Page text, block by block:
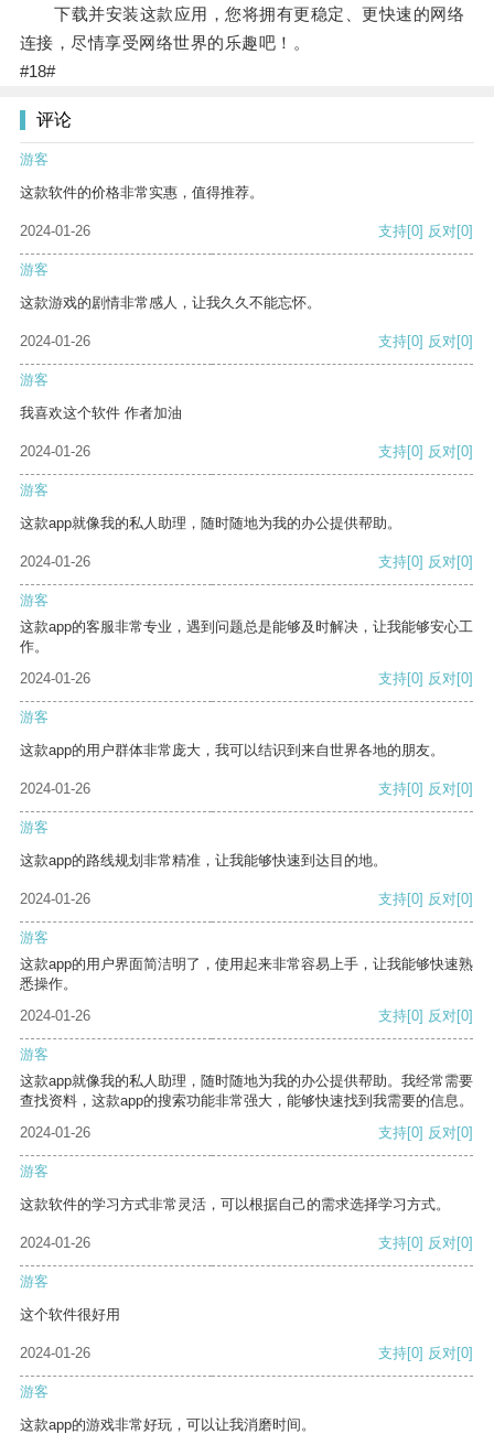
下载并安装这款应用，您将拥有更稳定、更快速的网络
连接，尽情享受网络世界的乐趣吧！。
#18#
评论
游客
这款软件的价格非常实惠，值得推荐。
2024-01-26 支持[0] 反对[0]
游客
这款游戏的剧情非常感人，让我久久不能忘怀。
2024-01-26 支持[0] 反对[0]
游客
我喜欢这个软件 作者加油
2024-01-26 支持[0] 反对[0]
游客
这款app就像我的私人助理，随时随地为我的办公提供帮助。
2024-01-26 支持[0] 反对[0]
游客
这款app的客服非常专业，遇到问题总是能够及时解决，让我能够安心工
作。
2024-01-26
支持[0] 反对[0]
游客
这款app的用户群体非常庞大，我可以结识到来自世界各地的朋友。
2024-01-26 支持[0] 反对[0]
游客
这款app的路线规划非常精准，让我能够快速到达目的地。
2024-01-26 支持[0] 反对[0]
游客
这款app的用户界面简洁明了，使用起来非常容易上手，让我能够快速熟
悉操作。
2024-01-26
支持[0] 反对[0]
游客
这款app就像我的私人助理，随时随地为我的办公提供帮助。我经常需要
查找资料，这款app的搜索功能非常强大，能够快速找到我需要的信息。
2024-01-26
支持[0] 反对[0]
游客
这款软件的学习方式非常灵活，可以根据自己的需求选择学习方式。
2024-01-26 支持[0] 反对[0]
游客
这个软件很好用
2024-01-26 支持[0] 反对[0]
游客
这款app的游戏非常好玩，可以让我消磨时间。